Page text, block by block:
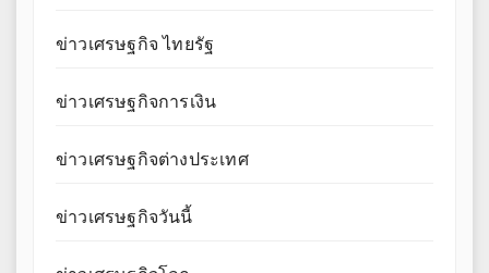
ข่าวเศรษฐกิจ ไทยรัฐ
ข่าวเศรษฐกิจการเงิน
ข่าวเศรษฐกิจต่างประเทศ
ข่าวเศรษฐกิจวันนี้